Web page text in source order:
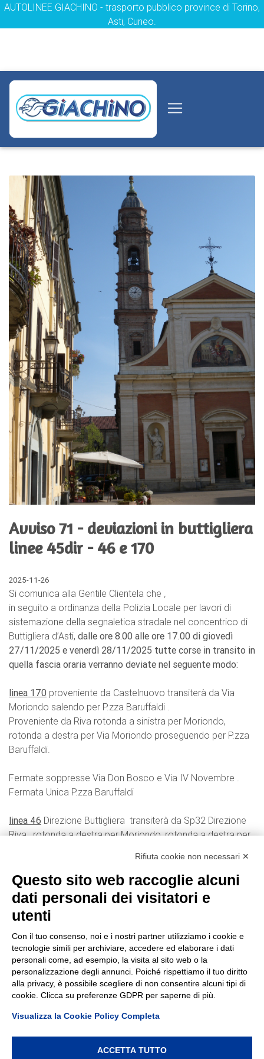
AUTOLINEE GIACHINO - trasporto pubblico province di Torino,
Asti, Cuneo.
Avviso 71 - deviazioni in buttigliera
linee 45dir - 46 e 170
2025-11-26
Si comunica alla Gentile Clientela che ,
in seguito a ordinanza della Polizia Locale per lavori di
sistemazione della segnaletica stradale nel concentrico di
Buttigliera d’Asti, dalle ore 8.00 alle ore 17.00 di giovedì
27/11/2025 e venerdì 28/11/2025 tutte corse in transito in
quella fascia oraria verranno deviate nel seguente modo:
linea 170 proveniente da Castelnuovo transiterà da Via
Moriondo salendo per P.zza Baruffaldi .
Proveniente da Riva rotonda a sinistra per Moriondo,
rotonda a destra per Via Moriondo proseguendo per P.zza
Baruffaldi.
Fermate soppresse Via Don Bosco e Via IV Novembre .
Fermata Unica P.zza Baruffaldi
linea 46 Direzione Buttigliera transiterà da Sp32 Direzione
Riva , rotonda a destra per Moriondo, rotonda a destra per
Direzione Villanova da P.zza Baruffaldi percorso regolare.
linea 45Dir proveniente da Castelnuovo percorso regolare.
INFORMAZIONI GENERALI
Autolinee Giachino S.r.l. a socio unico. Soggetta ad attività di
direzione e coordinamento da parte della Giachino Holding S.r.l. |
Iscriz. Registro delle imprese: C.C.I.A.A. di Asti N. 34344
P. iva 00060360054 Via Alla Stazione, 29 14019 - Villanova d'Asti
(AT) - (Italy) Tel. +39 0141 93.75.10 Fax +39 0141 94.78.77 Mail:
Rifiuta cookie non necessari ✕
Questo sito web raccoglie alcuni
dati personali dei visitatori e
utenti
Con il tuo consenso, noi e i nostri partner utilizziamo i cookie e
tecnologie simili per archiviare, accedere ed elaborare i dati
personali come, ad esempio, la visita al sito web o la
personalizzazione degli annunci. Poiché rispettiamo il tuo diritto
alla privacy, è possibile scegliere di non consentire alcuni tipi di
cookie. Clicca su preferenze GDPR per saperne di più.
Visualizza la Cookie Policy Completa
ACCETTA TUTTO